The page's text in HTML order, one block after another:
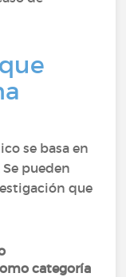
se basa en
Se pueden
que
categoría